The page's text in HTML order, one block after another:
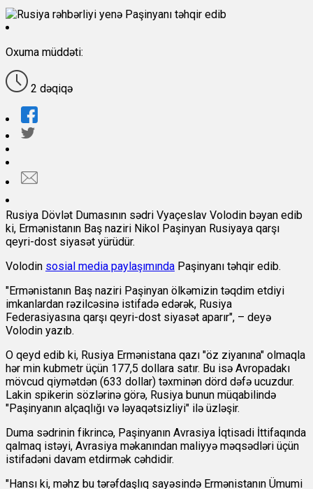
Oxuma müddəti:
2 dəqiqə
Rusiya Dövlət Dumasının sədri Vyaçeslav Volodin bəyan edib
ki, Ermənistanın Baş naziri Nikol Paşinyan Rusiyaya qarşı
qeyri-dost siyasət yürüdür.
Volodin sosial media paylaşımında Paşinyanı təhqir edib.
"Ermənistanın Baş naziri Paşinyan ölkəmizin təqdim etdiyi
imkanlardan rəzilcəsinə istifadə edərək, Rusiya
Federasiyasına qarşı qeyri-dost siyasət aparır", – deyə
Volodin yazıb.
O qeyd edib ki, Rusiya Ermənistana qazı "öz ziyanına" olmaqla
hər min kubmetr üçün 177,5 dollara satır. Bu isə Avropadakı
mövcud qiymətdən (633 dollar) təxminən dörd dəfə ucuzdur.
Lakin spikerin sözlərinə görə, Rusiya bunun müqabilində
"Paşinyanın alçaqlığı və ləyaqətsizliyi" ilə üzləşir.
Duma sədrinin fikrincə, Paşinyanın Avrasiya İqtisadi İttifaqında
qalmaq istəyi, Avrasiya məkanından maliyyə məqsədləri üçün
istifadəni davam etdirmək cəhdidir.
"Hansı ki, məhz bu tərəfdaşlıq sayəsində Ermənistanın Ümumi